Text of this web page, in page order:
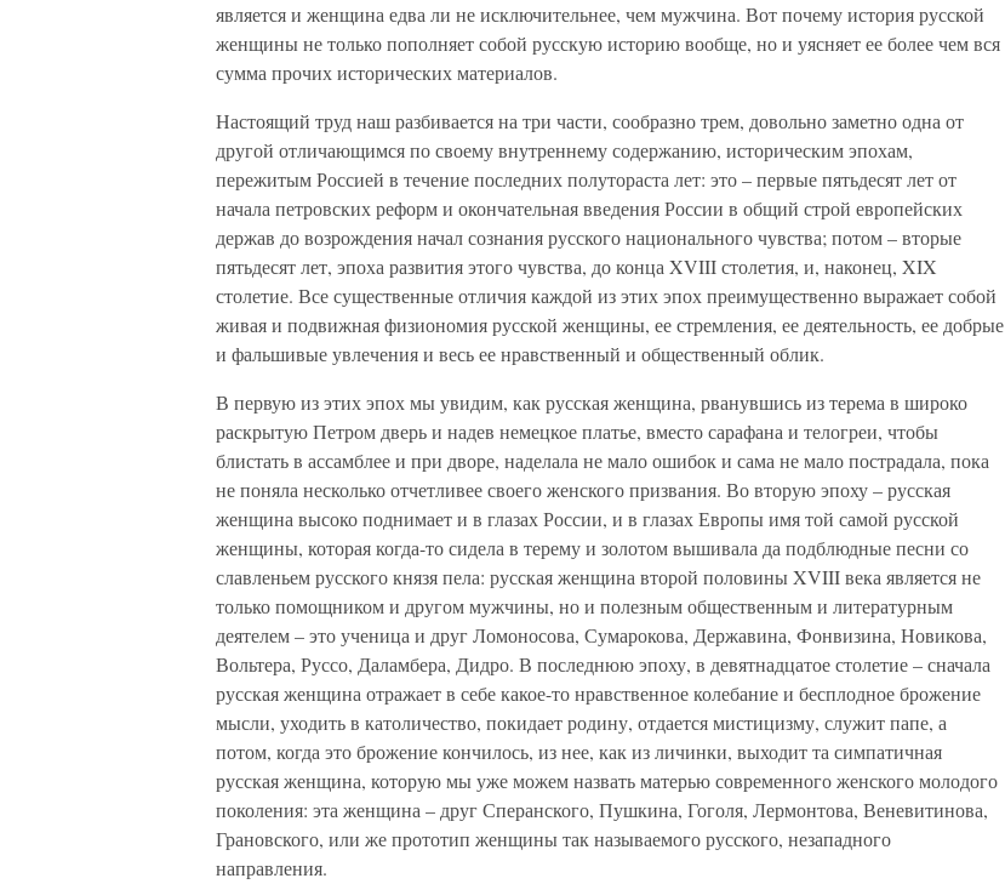
является и женщина едва ли не исключительнее, чем мужчина. Вот почему история русской
женщины не только пополняет собой русскую историю вообще, но и уясняет ее более чем вся
сумма прочих исторических материалов.
Настоящий труд наш разбивается на три части, сообразно трем, довольно заметно одна от
другой отличающимся по своему внутреннему содержанию, историческим эпохам,
пережитым Россией в течение последних полутораста лет: это – первые пятьдесят лет от
начала петровских реформ и окончательная введения России в общий строй европейских
держав до возрождения начал сознания русского национального чувства; потом – вторые
пятьдесят лет, эпоха развития этого чувства, до конца XVIII столетия, и, наконец, XIX
столетие. Все существенные отличия каждой из этих эпох преимущественно выражает собой
живая и подвижная физиономия русской женщины, ее стремления, ее деятельность, ее добрые
и фальшивые увлечения и весь ее нравственный и общественный облик.
В первую из этих эпох мы увидим, как русская женщина, рванувшись из терема в широко
раскрытую Петром дверь и надев немецкое платье, вместо сарафана и телогреи, чтобы
блистать в ассамблее и при дворе, наделала не мало ошибок и сама не мало пострадала, пока
не поняла несколько отчетливее своего женского призвания. Во вторую эпоху – русская
женщина высоко поднимает и в глазах России, и в глазах Европы имя той самой русской
женщины, которая когда-то сидела в терему и золотом вышивала да подблюдные песни со
славленьем русского князя пела: русская женщина второй половины XVIII века является не
только помощником и другом мужчины, но и полезным общественным и литературным
деятелем – это ученица и друг Ломоносова, Сумарокова, Державина, Фонвизина, Новикова,
Вольтера, Руссо, Даламбера, Дидро. В последнюю эпоху, в девятнадцатое столетие – сначала
русская женщина отражает в себе какое-то нравственное колебание и бесплодное брожение
мысли, уходить в католичество, покидает родину, отдается мистицизму, служит папе, а
потом, когда это брожение кончилось, из нее, как из личинки, выходит та симпатичная
русская женщина, которую мы уже можем назвать матерью современного женского молодого
поколения: эта женщина – друг Сперанского, Пушкина, Гоголя, Лермонтова, Веневитинова,
Грановского, или же прототип женщины так называемого русского, незападного
направления.